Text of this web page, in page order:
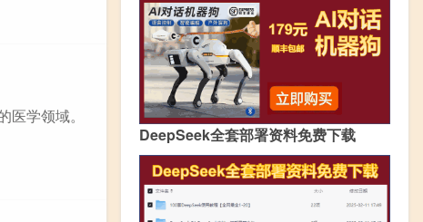
学领域。
DeepSeek全套部署资料免费下载